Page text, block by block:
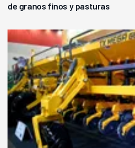
de granos finos y pasturas